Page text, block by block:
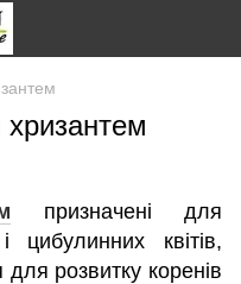
призначені для
цибулинних квітів,
розвитку коренів